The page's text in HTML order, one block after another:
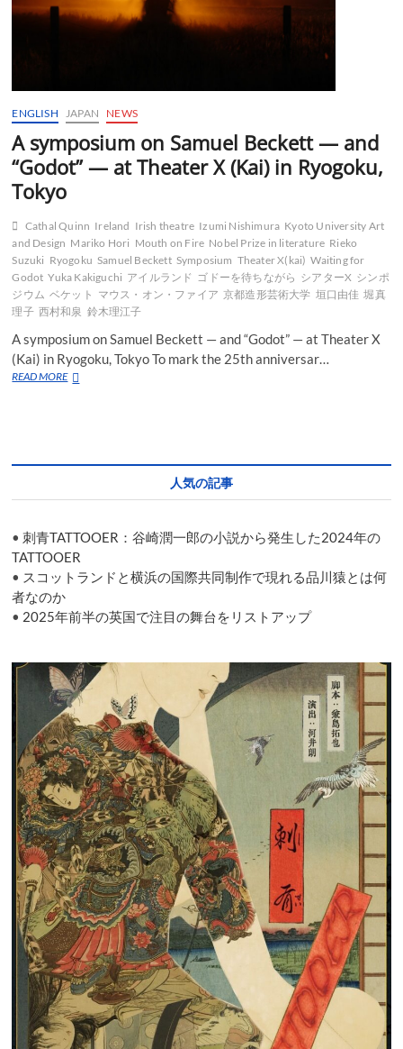
ENGLISH JAPAN NEWS
A symposium on Samuel Beckett — and
“Godot” — at Theater X (Kai) in Ryogoku,
Tokyo
Cathal Quinn Ireland Irish theatre Izumi Nishimura Kyoto University Art
and Design Mariko Hori Mouth on Fire Nobel Prize in literature Rieko
Suzuki Ryogoku Samuel Beckett Symposium Theater X(kai) Waiting for
Godot Yuka Kakiguchi アイルランド ゴドーを待ちながら シアターX シンポ
ジウム ベケット マウス・オン・ファイア 京都造形芸術大学 垣口由佳 堀真
理子 西村和泉 鈴木理江子
A symposium on Samuel Beckett — and “Godot” — at Theater X
(Kai) in Ryogoku, Tokyo To mark the 25th anniversar…
READ MOREA
Theater
X
(Kai)
in
Tokyo
人気の記事
•刺青TATTOOER：谷崎潤一郎の小説から発生した2024年の
TATTOOER
• スコットランドと横浜の国際共同制作で現れる品川猿とは何
者なのか
• 2025年前半の英国で注目の舞台をリストアップ